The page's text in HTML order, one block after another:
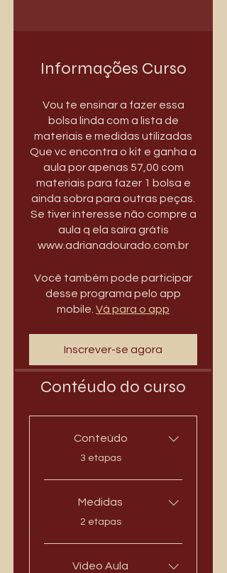
Informações Curso
Vou te ensinar a fazer essa
bolsa linda com a lista de
materiais e medidas utilizadas
Que vc encontra o kit e ganha a
aula por apenas 57,00 com
materiais para fazer 1 bolsa e
ainda sobra para outras peças.
Se tiver interesse não compre a
aula q ela saíra grátis
www.adrianadourado.com.br
Você também pode participar
desse programa pelo app
mobile. Vá para o app
Inscrever-se agora
Contéudo do curso
Conteúdo
.
3 etapas
Medidas
.
2 etapas
Vídeo Aula